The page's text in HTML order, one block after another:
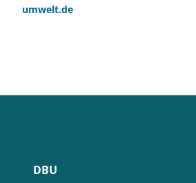
umwelt.de
DBU